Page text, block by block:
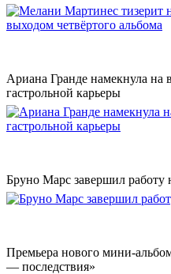
Ариана Гранде намекнула на
гастрольной карьеры
Бруно Марс завершил
Премьера нового мини-
— последствия»